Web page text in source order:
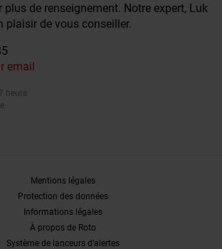
plus de renseignement. Notre expert, Luk
plaisir de vous conseiller.
email
heure
Mentions légales
Protection des données
Informations légales
À propos de Roto
Système de lanceurs d’alertes